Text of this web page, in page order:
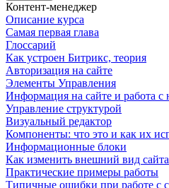
Контент-менеджер
Описание курса
Самая первая глава
Глоссарий
Как устроен Битрикс, теория
Авторизация на сайте
Элементы Управления
Информация на сайте и работа с
Управление структурой
Визуальный редактор
Компоненты: что это и как их
Информационные блоки
Как изменить внешний вид сайта
Практические примеры работы
Типичные ошибки при работе с